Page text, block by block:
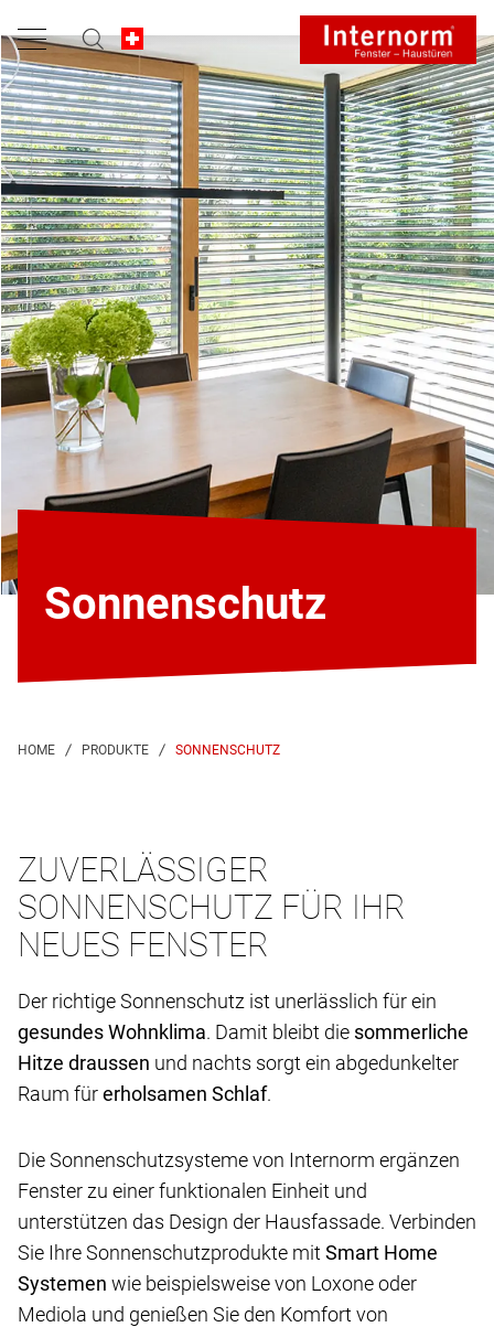
Sonnenschutz
SONNENSCHUTZ
ZUVERLÄSSIGER
SONNENSCHUTZ FÜR IHR
NEUES FENSTER
Der richtige Sonnenschutz ist unerlässlich für ein
gesundes Wohnklima. Damit bleibt die sommerliche
Hitze draussen und nachts sorgt ein abgedunkelter
Raum fürerholsamen Schlaf.
Die Sonnenschutzsysteme von Internorm ergänzen
Fenster zu einer funktionalen Einheit und
unterstützen das Design der Hausfassade. Verbinden
Sie Ihre Sonnenschutzprodukte mit Smart Home
Systemen wie beispielsweise von Loxone oder
Mediola und genießen Sie den Komfort von